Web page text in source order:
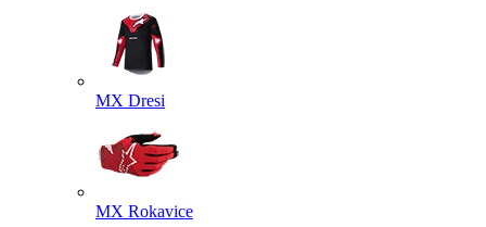
MX Dresi
MX Rokavice